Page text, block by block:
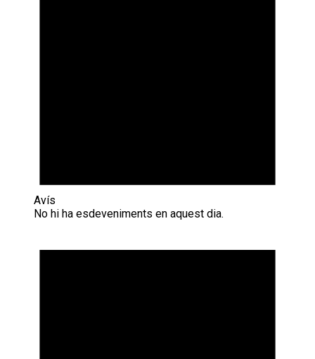
Avís
No hi ha esdeveniments en aquest dia.